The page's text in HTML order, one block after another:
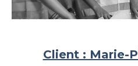
Client : Marie-